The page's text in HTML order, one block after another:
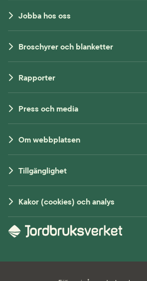
Jobba hos oss
Broschyrer och blanketter
Rapporter
Press och media
Om webbplatsen
Tillgänglighet
Kakor (cookies) och analys